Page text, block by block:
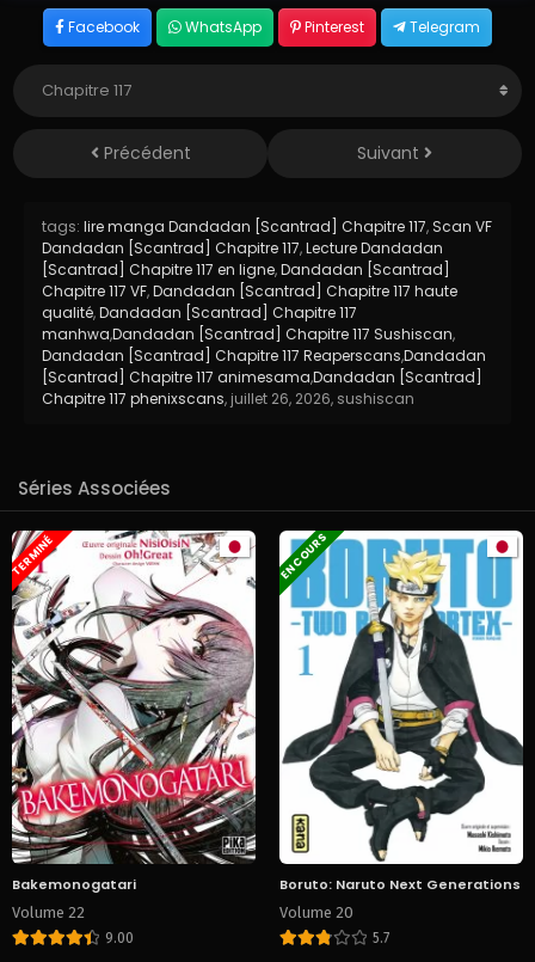
Facebook WhatsApp Pinterest Telegram
Précédent Suivant
tags: lire manga Dandadan [Scantrad] Chapitre 117, Scan VF
Dandadan [Scantrad] Chapitre 117,Lecture Dandadan
[Scantrad] Chapitre 117 en ligne,Dandadan [Scantrad]
Chapitre 117 VF,Dandadan [Scantrad] Chapitre 117 haute
qualité,Dandadan [Scantrad] Chapitre 117
manhwa,Dandadan [Scantrad] Chapitre 117 Sushiscan,
Dandadan [Scantrad] Chapitre 117 Reaperscans,Dandadan
[Scantrad] Chapitre 117 animesama,Dandadan [Scantrad]
Chapitre 117 phenixscans, juillet 26, 2026, sushiscan
Séries Associées
TERMINÉ
Bakemonogatari
Volume 22
9.00
EN COURS
Boruto: Naruto Next Generations
Volume 20
5.7